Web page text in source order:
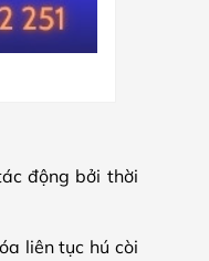
động bởi thời
liên tục hú còi